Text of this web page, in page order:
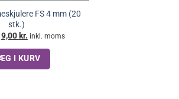
FS 4 mm (20
stk.)
Den
var:
13,00 kr..
9,00kr.Den
er:
9,00 kr..
inkl. moms
I KURV